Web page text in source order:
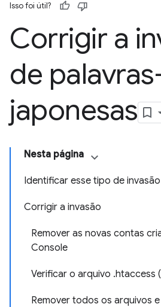
Isso foi útil?
Corrigir a
de
japonesas
Nesta página
Identificar esse tipo de invasão
Corrigir a invasão
Remover as novas contas
Console
Verificar o arquivo .htaccess
Remover todos os arquivos